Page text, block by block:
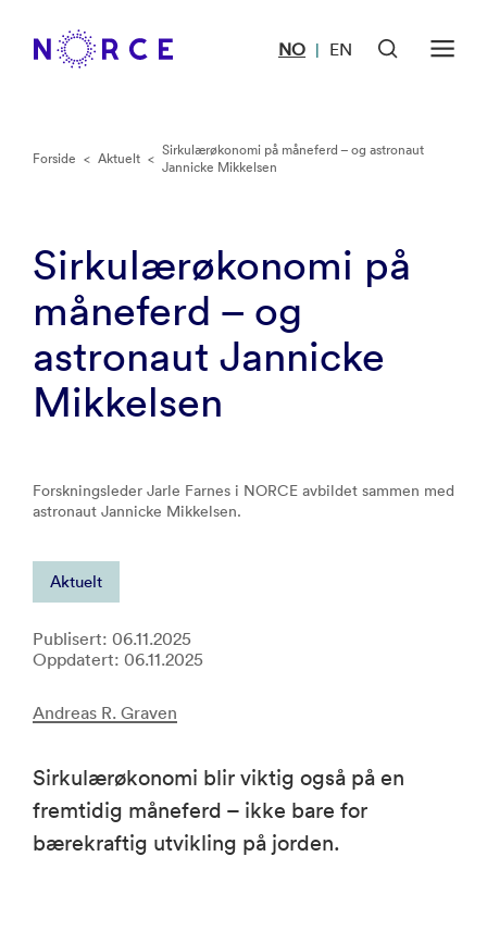
NO | EN
Forside < Aktuelt < Sirkulærøkonomi på måneferd – og astronaut
Jannicke Mikkelsen
Sirkulærøkonomi på
måneferd – og
astronaut Jannicke
Mikkelsen
Forskningsleder Jarle Farnes i NORCE avbildet sammen med
astronaut Jannicke Mikkelsen.
Aktuelt
Publisert: 06.11.2025
Oppdatert: 06.11.2025
Andreas R. Graven
Sirkulærøkonomi blir viktig også på en
fremtidig måneferd – ikke bare for
bærekraftig utvikling på jorden.